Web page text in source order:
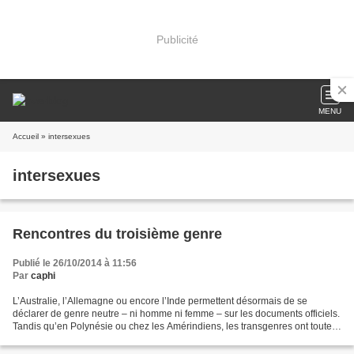
Publicité
MENU
Accueil » intersexues
intersexues
Rencontres du troisième genre
Publié le 26/10/2014 à 11:56
Par caphi
L’Australie, l’Allemagne ou encore l’Inde permettent désormais de se
déclarer de genre neutre – ni homme ni femme – sur les documents officiels.
Tandis qu’en Polynésie ou chez les Amérindiens, les transgenres ont toute